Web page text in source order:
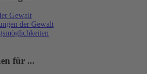
Gewalt
der Gewalt
für ...